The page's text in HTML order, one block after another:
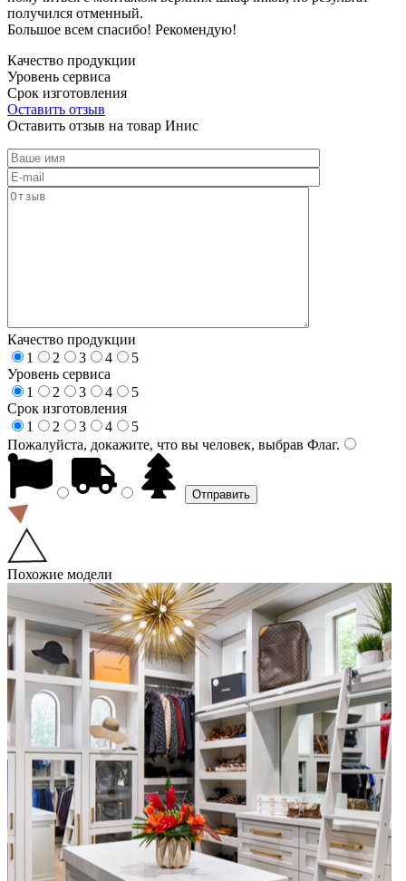
получился отменный.
Большое всем спасибо! Рекомендую!
Качество продукции
Уровень сервиса
Срок изготовления
Оставить отзыв
Оставить отзыв на товар Инис
Качество продукции
1
2 3 4
5
Уровень сервиса
1
2 3 4
5
Срок изготовления
1
2 3 4
5
Пожалуйста, докажите, что вы человек, выбрав Флаг.
Похожие модели